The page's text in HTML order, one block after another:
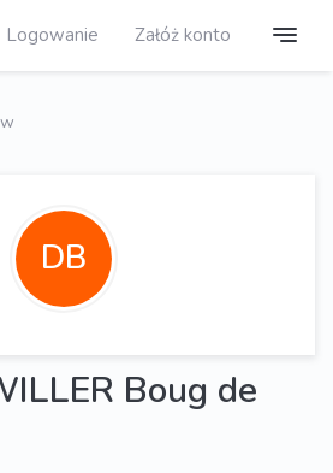
Logowanie Załóż konto
DB
Boug de